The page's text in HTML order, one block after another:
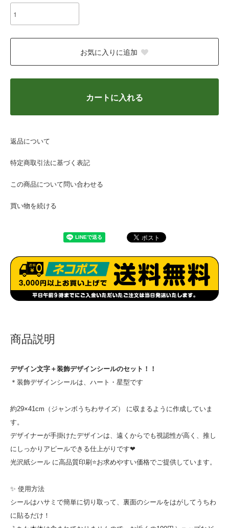
お気に入りに追加
カートに入れる
返品について
特定商取引法に基づく表記
この商品について問い合わせる
買い物を続ける
商品説明
デザイン文字＋装飾デザインシールのセット！！
＊装飾デザインシールは、ハート・星型です
約29×41cm（ジャンボうちわサイズ） に収まるように作成していま
す。
デザイナーが手掛けたデザインは、遠くからでも視認性が高く、推し
にしっかりアピールできる仕上がりです❤
光沢紙シール に高品質印刷⭐お求めやすい価格でご提供しています。
✨ 使用方法
シールはハサミで簡単に切り取って、裏面のシールをはがしてうちわ
に貼るだけ！